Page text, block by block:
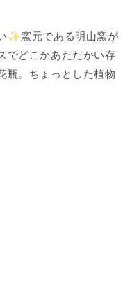
✨窯元である明山窯が
でどこかあたたかい存
瓶。ちょっとした植物